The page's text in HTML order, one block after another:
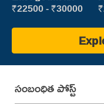
₹22500 - ₹30000
సంబంధిత పోస్ట్